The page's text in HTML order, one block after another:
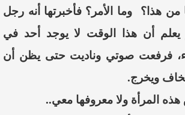
هذا؟ وما الأمر؟ فأخبرتها أنه رجل
أن هذا الوقت لا يوجد أحد في
فرفعت صوتي وناديت حتى يظن أن
ويخرج.
المرأة ولا معروفها معي..